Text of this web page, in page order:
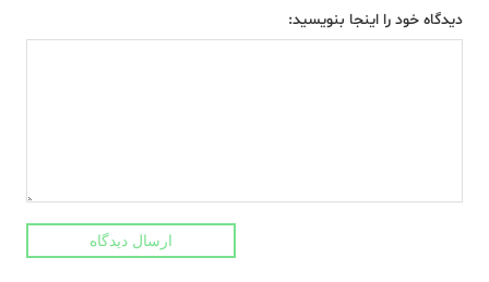
دیدگاه خود را اینجا بنویسید:
ارسال دیدگاه